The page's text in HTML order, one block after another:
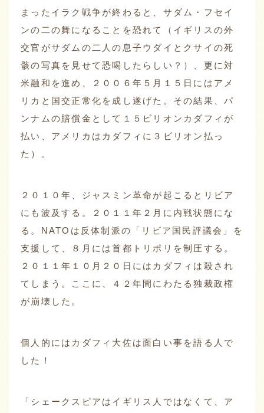
まったイラク戦争が終わると、サダム・フセイ
ンの二の舞になることを恐れて（イギリスの外
交官がサダムの二人の息子ウダイとクサイの死
骸の写真を見せて恐喝したらしい？）、更に対
米融和を進め、２００６年５月１５日にはアメ
リカと国交正常化を成し遂げた。その結果、パ
ンナムの賠償金として１５ビリオンカダフィが
払い、アメリカはカダフィに３ビリオン払っ
た）。
２０１０年、ジャスミン革命が起こるとリビア
にも波及する。２０１１年２月に内戦状態にな
る。NATOは反体制派の「リビア国民評議会」を
支援して、８月には首都トリポリを制圧する。
２０１１年１０月２０日にはカダフィは殺され
てしまう。ここに、４２年間にわたる独裁政権
が崩壊した。
個人的にはカダフィ大佐は面白い事を語る人で
した！
「シェークスピアはイギリス人ではなくて、ア